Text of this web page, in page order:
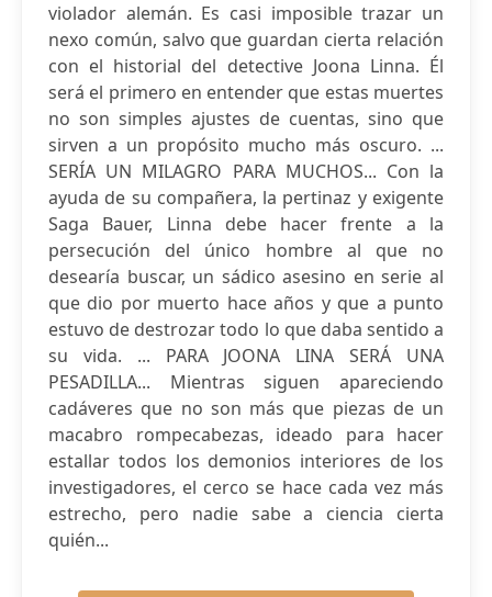
violador alemán. Es casi imposible trazar un
nexo común, salvo que guardan cierta relación
con el historial del detective Joona Linna. Él
será el primero en entender que estas muertes
no son simples ajustes de cuentas, sino que
sirven a un propósito mucho más oscuro. ...
SERÍA UN MILAGRO PARA MUCHOS... Con la
ayuda de su compañera, la pertinaz y exigente
Saga Bauer, Linna debe hacer frente a la
persecución del único hombre al que no
desearía buscar, un sádico asesino en serie al
que dio por muerto hace años y que a punto
estuvo de destrozar todo lo que daba sentido a
su vida. ... PARA JOONA LINA SERÁ UNA
PESADILLA... Mientras siguen apareciendo
cadáveres que no son más que piezas de un
macabro rompecabezas, ideado para hacer
estallar todos los demonios interiores de los
investigadores, el cerco se hace cada vez más
estrecho, pero nadie sabe a ciencia cierta
quién...